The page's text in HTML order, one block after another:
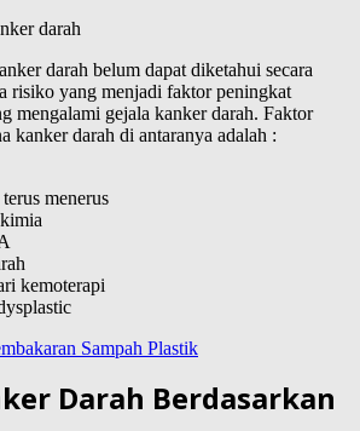
darah belum dapat diketahui secara
risiko yang menjadi faktor peningkat
mengalami gejala kanker darah. Faktor
kanker darah di antaranya adalah :
menerus
kemoterapi
Sampah Plastik
Darah Berdasarkan